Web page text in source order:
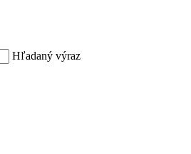
Hľadaný výraz